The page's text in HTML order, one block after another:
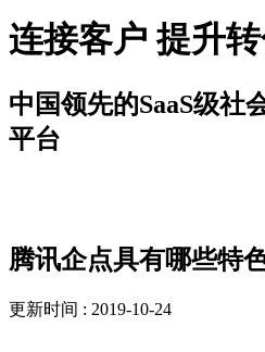
连接客户 提升
中国领先的SaaS级社
平台
腾讯企点具有哪些特
更新时间 : 2019-10-24